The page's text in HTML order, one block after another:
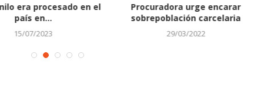
En 18 horas se forman tres
tormentas tropicales...
21/08/2023
El testimonio de una
ecuatoriana sobre ataques
violentos:...